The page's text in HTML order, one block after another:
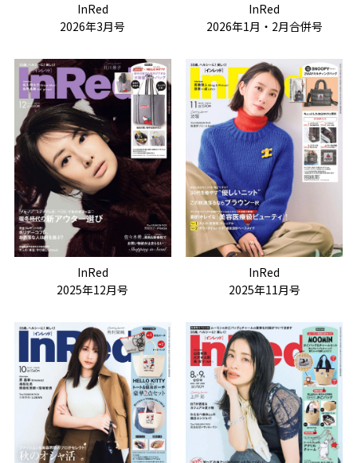
InRed
2026年3月号
InRed
2026年1月・2月合併号
InRed
2025年12月号
InRed
2025年11月号